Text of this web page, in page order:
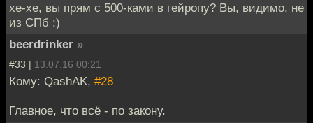
хе-хе, вы прям с 500-ками в гейропу? Вы, видимо, не
из СПб :)
beerdrinker »
#33 | 13.07.16 00:21
Кому: QashAK, #28
Главное, что всё - по закону.